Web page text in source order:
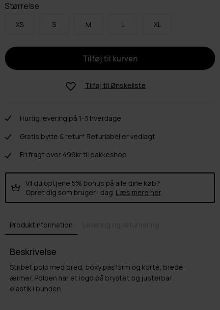
Størrelse
XS S M L XL
Tilføj til Ønskeliste
Hurtig levering på 1-3 hverdage
Gratis bytte & retur* Returlabel er vedlagt
Fri fragt over 499kr til pakkeshop
Vil du optjene 5% bonus på alle dine køb?
Opret dig som bruger i dag. Læs mere her.
Produktinformation
Beskrivelse
Stribet polo med bred, boxy pasform og korte, brede
ærmer. Poloen har et logo på brystet og justerbar
elastik i bunden.